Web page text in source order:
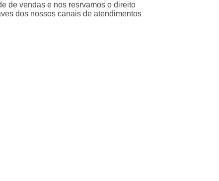
de vendas e nos resrvamos o direito
dos nossos canais de atendimentos